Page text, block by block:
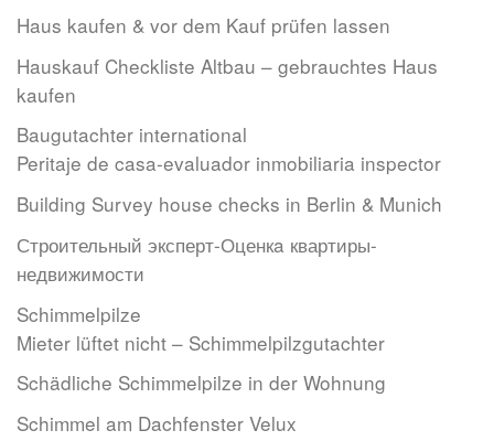
Haus kaufen & vor dem Kauf prüfen lassen
Hauskauf Checkliste Altbau – gebrauchtes Haus
kaufen
Baugutachter international
Peritaje de casa-evaluador inmobiliaria inspector
Building Survey house checks in Berlin & Munich
Строительный эксперт-Оценкa квартиры-
недвижимости
Schimmelpilze
Mieter lüftet nicht – Schimmelpilzgutachter
Schädliche Schimmelpilze in der Wohnung
Schimmel am Dachfenster Velux